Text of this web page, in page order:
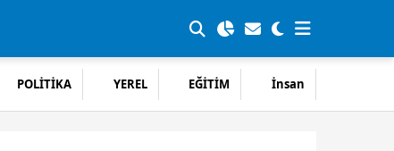
POLİTİKA YEREL EĞİTİM İnsan